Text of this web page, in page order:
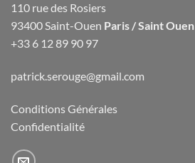
110 rue des Rosiers
93400 Saint-Ouen Paris / Saint Ouen
+33 6 12 89 90 97
patrick.serouge@gmail.com
Conditions Générales
Confidentialité